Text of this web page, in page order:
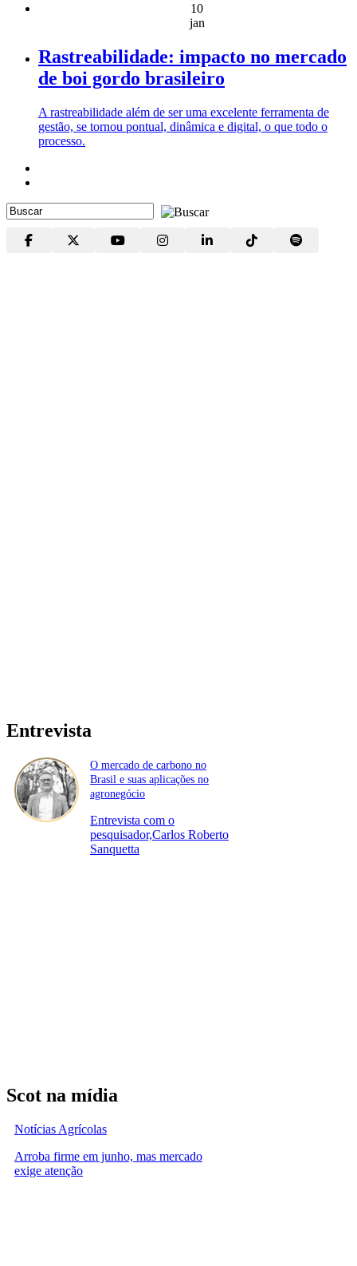
10
jan
Rastreabilidade: impacto no mercado
de boi gordo brasileiro
A rastreabilidade além de ser uma excelente ferramenta de
gestão, se tornou pontual, dinâmica e digital, o que todo o
processo.
Entrevista
O mercado de carbono no
Brasil e suas aplicações no
agronegócio
Entrevista com o
pesquisador,Carlos Roberto
Sanquetta
Scot na mídia
Notícias Agrícolas
Arroba firme em junho, mas mercado
exige atenção